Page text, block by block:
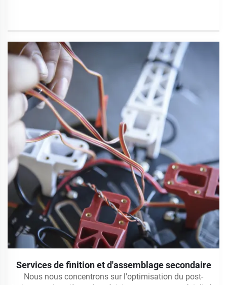
Services de finition et d'assemblage secondaire
Nous nous concentrons sur l'optimisation du post-